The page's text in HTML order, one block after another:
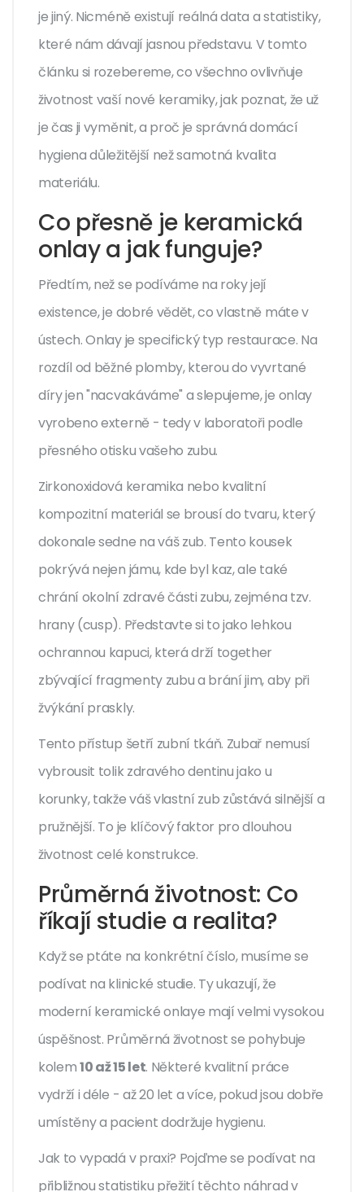
je jiný. Nicméně existují reálná data a statistiky,
které nám dávají jasnou představu. V tomto
článku si rozebereme, co všechno ovlivňuje
životnost vaší nové keramiky, jak poznat, že už
je čas ji vyměnit, a proč je správná domácí
hygiena důležitější než samotná kvalita
materiálu.
Co přesně je keramická
onlay a jak funguje?
Předtím, než se podíváme na roky její
existence, je dobré vědět, co vlastně máte v
ústech. Onlay je specifický typ restaurace. Na
rozdíl od běžné plomby, kterou do vyvrtané
díry jen "nacvakáváme" a slepujeme, je onlay
vyrobeno externě - tedy v laboratoři podle
přesného otisku vašeho zubu.
Zirkonoxidová keramika nebo kvalitní
kompozitní materiál se brousí do tvaru, který
dokonale sedne na váš zub. Tento kousek
pokrývá nejen jámu, kde byl kaz, ale také
chrání okolní zdravé části zubu, zejména tzv.
hrany (cusp). Představte si to jako lehkou
ochrannou kapuci, která drží together
zbývající fragmenty zubu a brání jim, aby při
žvýkání praskly.
Tento přístup šetří zubní tkáň. Zubař nemusí
vybrousit tolik zdravého dentinu jako u
korunky, takže váš vlastní zub zůstává silnější a
pružnější. To je klíčový faktor pro dlouhou
životnost celé konstrukce.
Průměrná životnost: Co
říkají studie a realita?
Když se ptáte na konkrétní číslo, musíme se
podívat na klinické studie. Ty ukazují, že
moderní keramické onlaye mají velmi vysokou
úspěšnost. Průměrná životnost se pohybuje
kolem10 až 15 let. Některé kvalitní práce
vydrží i déle - až 20 let a více, pokud jsou dobře
umístěny a pacient dodržuje hygienu.
Jak to vypadá v praxi? Pojďme se podívat na
přibližnou statistiku přežití těchto náhrad v